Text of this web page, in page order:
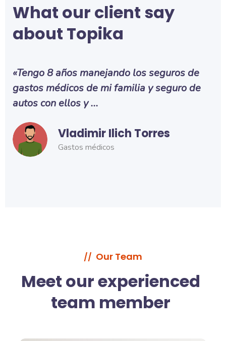
What our client say
about Topika
«Tengo 8 años manejando los seguros de
gastos médicos de mi familia y seguro de
autos con ellos y ...
Vladimir Ilich Torres
Gastos médicos
// Our Team
Meet our experienced
team member